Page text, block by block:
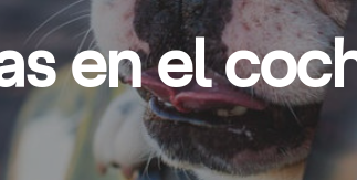
en el